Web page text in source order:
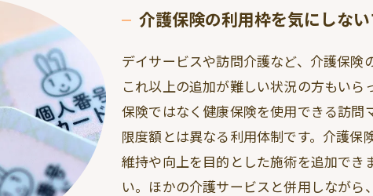
介護保険の利用枠を気にしな
デイサービスや訪問介護など、介護保険
これ以上の追加が難しい状況の方もい
保険ではなく健康保険を使用できる訪問
限度額とは異なる利用体制です。介護保
維持や向上を目的とした施術を追加でき
い。ほかの介護サービスと併用しなが